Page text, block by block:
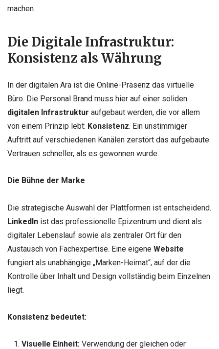
machen.
Die Digitale Infrastruktur:
Konsistenz als Währung
In der digitalen Ära ist die Online-Präsenz das virtuelle
Büro. Die Personal Brand muss hier auf einer soliden
digitalen Infrastruktur aufgebaut werden, die vor allem
von einem Prinzip lebt: Konsistenz. Ein unstimmiger
Auftritt auf verschiedenen Kanälen zerstört das aufgebaute
Vertrauen schneller, als es gewonnen wurde.
Die Bühne der Marke
Die strategische Auswahl der Plattformen ist entscheidend.
LinkedIn ist das professionelle Epizentrum und dient als
digitaler Lebenslauf sowie als zentraler Ort für den
Austausch von Fachexpertise. Eine eigene Website
fungiert als unabhängige „Marken-Heimat“, auf der die
Kontrolle über Inhalt und Design vollständig beim Einzelnen
liegt.
Konsistenz bedeutet:
Visuelle Einheit:Verwendung der gleichen oder